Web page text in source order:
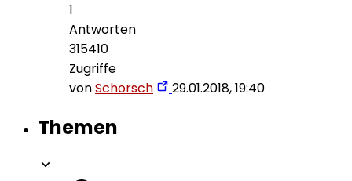
1
Antworten
315410
Zugriffe
vonSchorsch 29.01.2018, 19:40
Themen